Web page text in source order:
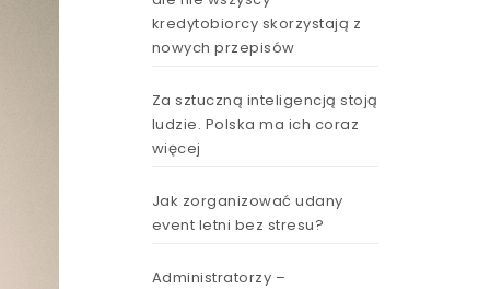
kredytobiorcy skorzystają z
nowych przepisów
Za sztuczną inteligencją stoją
ludzie. Polska ma ich coraz
więcej
Jak zorganizować udany
event letni bez stresu?
Administratorzy –